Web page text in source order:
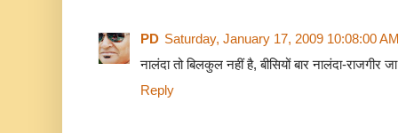
PD Saturday, January 17, 2009 10:08:00
नालंदा तो बिलकुल नहीं है, बीसियों बार नालंदा-राजगीर
Reply